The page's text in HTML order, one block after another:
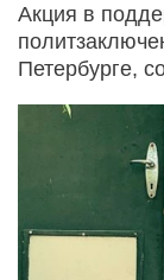
Акция в
Петербурге,